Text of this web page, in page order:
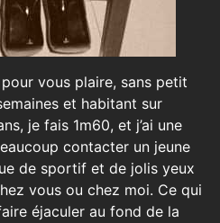
vous plaire, sans petit
et habitant sur
je fais 1m60, et j’ai une
contacter un jeune
de sportif et de jolis yeux
vous ou chez moi. Ce qui
éjaculer au fond de la